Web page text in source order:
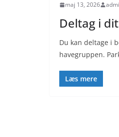
maj 13, 2026
Deltag i
Du kan deltage i
havegruppen.
Læs mere